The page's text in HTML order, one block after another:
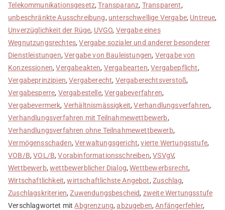
Telekommunikationsgesetz,Transparanz, Transparent,
unbeschränkte Ausschreibung, unterschwellige Vergabe, Untreue,
Unverzüglichkeit der Rüge, UVGO, Vergabe eines
Wegnutzungsrechtes,Vergabe sozialer und anderer besonderer
Dienstleistungen,Vergabe von Bauleistungen, Vergabe von
Konzessionen,Vergabeakten, Vergabearten,Vergabepflicht,
Vergabeprinzipien,Vergaberecht, Vergaberechtsverstoß,
Vergabesperre, Vergabestelle,Vergabeverfahren,
Vergabevermerk, Verhältnismässigkeit,Verhandlungsverfahren,
Verhandlungsverfahren mit Teilnahmewettbewerb,
Verhandlungsverfahren ohne Teilnahmewettbewerb,
Vermögensschaden,Verwaltungsgericht,vierte Wertungsstufe,
VOB/B,VOL/B,Vorabinformationsschreiben,VSVgV,
Wettbewerb,wettbewerblicher Dialog,Wettbewerbsrecht,
Wirtschaftlichkeit,wirtschaftlichste Angebot, Zuschlag,
Zuschlagskriterien,Zuwendungsbescheid, zweite Wertungsstufe
Verschlagwortet mitAbgrenzung,abzugeben,Anfängerfehler,